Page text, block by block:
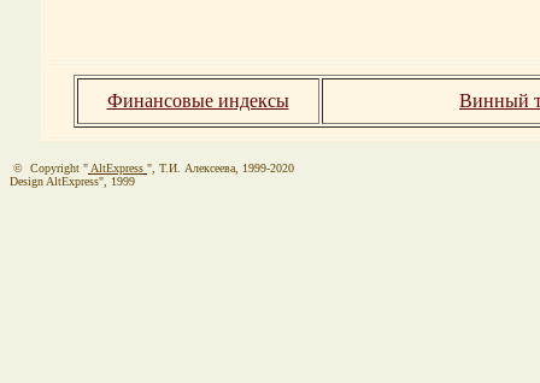
Финансовые индексы Винный
© Copyright " AltExpress ", Т.И. Алекcеева, 1999-2020
Design AltExpress", 1999